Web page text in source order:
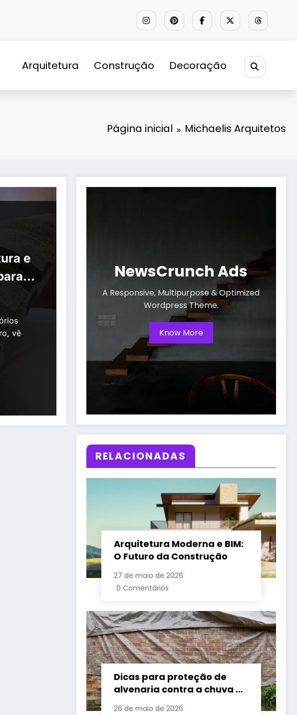
Arquitetura Construção Decoração
Página inicial Michaelis Arquitetos
e
a
vê
NewsCrunch Ads
A Responsive, Multipurpose & Optimized
Wordpress Theme.
Know More
RELACIONADAS
Arquitetura Moderna e BIM:
O Futuro da Construção
27 de maio de 2026
0 Comentários
Dicas para proteção de
alvenaria contra a chuva e
26 de maio de 2026